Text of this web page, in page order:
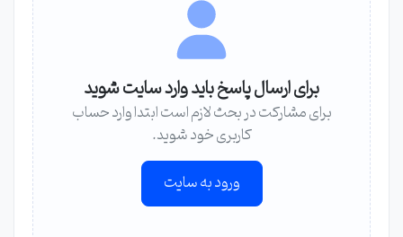
برای ارسال پاسخ باید وارد سایت شوید
برای مشارکت در بحث لازم است ابتدا وارد حساب
کاربری خود شوید.
ورود به سایت